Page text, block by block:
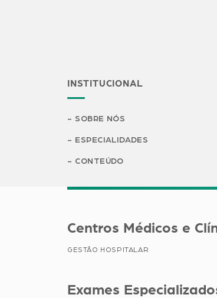
INSTITUCIONAL
SOBRE NÓS
ESPECIALIDADES
CONTEÚDO
Centros Médicos e
GESTÃO HOSPITALAR
Exames